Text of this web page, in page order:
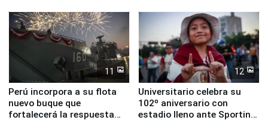
11
Perú incorpora a su flota
nuevo buque que
fortalecerá la respuesta
12
Universitario celebra su
102º aniversario con
estadio lleno ante Sporting